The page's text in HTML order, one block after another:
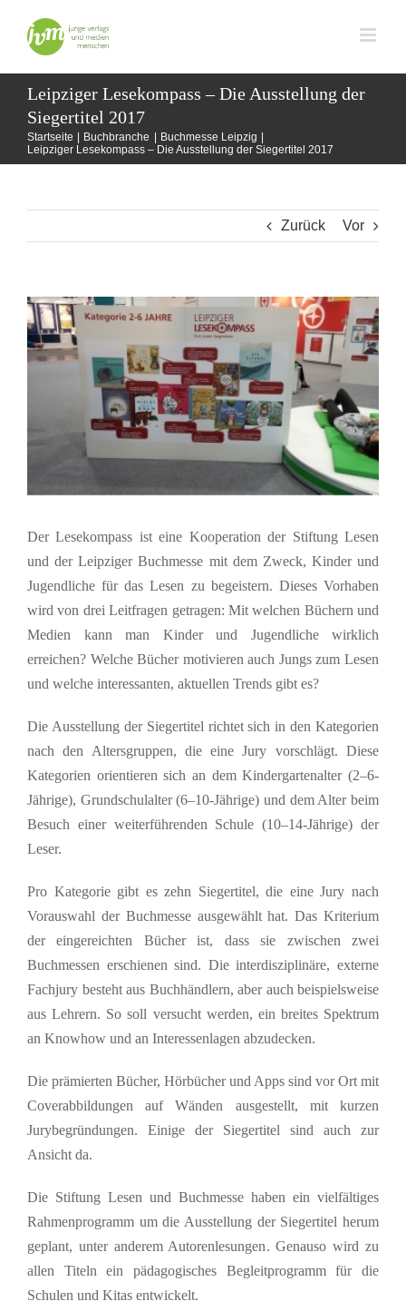
Inhalt
springen
Leipziger Lesekompass – Die Ausstellung der
Siegertitel 2017
Startseite Buchbranche
Buchmesse Leipzig
Leipziger Lesekompass – Die Ausstellung der Siegertitel 2017
Zurück Vor
Zeige
grösseres
Bild
Der Lesekompass ist eine Kooperation der Stiftung Lesen
und der Leipziger Buchmesse mit dem Zweck, Kinder und
Jugendliche für das Lesen zu begeistern. Dieses Vorhaben
wird von drei Leitfragen getragen: Mit welchen Büchern und
Medien kann man Kinder und Jugendliche wirklich
erreichen? Welche Bücher motivieren auch Jungs zum Lesen
und welche interessanten, aktuellen Trends gibt es?
Die Ausstellung der Siegertitel richtet sich in den Kategorien
nach den Altersgruppen, die eine Jury vorschlägt. Diese
Kategorien orientieren sich an dem Kindergartenalter (2–6-
Jährige), Grundschulalter (6–10-Jährige) und dem Alter beim
Besuch einer weiterführenden Schule (10–14-Jährige) der
Leser.
Pro Kategorie gibt es zehn Siegertitel, die eine Jury nach
Vorauswahl der Buchmesse ausgewählt hat. Das Kriterium
der eingereichten Bücher ist, dass sie zwischen zwei
Buchmessen erschienen sind. Die interdisziplinäre, externe
Fachjury besteht aus Buchhändlern, aber auch beispielsweise
aus Lehrern. So soll versucht werden, ein breites Spektrum
an Knowhow und an Interessenlagen abzudecken.
Die prämierten Bücher, Hörbücher und Apps sind vor Ort mit
Coverabbildungen auf Wänden ausgestellt, mit kurzen
Jurybegründungen. Einige der Siegertitel sind auch zur
Ansicht da.
Die Stiftung Lesen und Buchmesse haben ein vielfältiges
Rahmenprogramm um die Ausstellung der Siegertitel herum
geplant, unter anderem Autorenlesungen. Genauso wird zu
allen Titeln ein pädagogisches Begleitprogramm für die
Schulen und Kitas entwickelt.